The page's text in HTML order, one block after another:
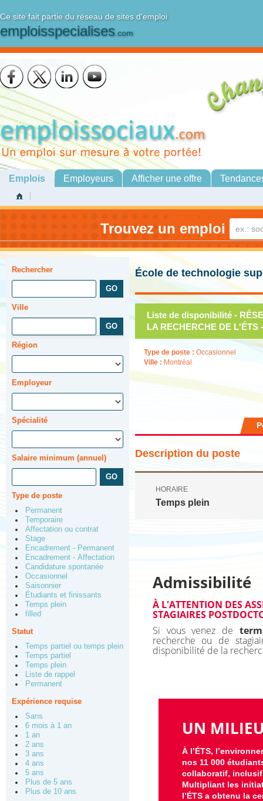
Ce site fait partie du réseau de sites d'emploi
emploisspecialises.com
Emplois Employeurs Afficher une offre
Trouvez un emploi
Rechercher
Ville
Région
Employeur
Spécialité
Salaire minimum (annuel)
Type de poste
Permanent
Temporaire
Affectation ou contrat
Stage
Encadrement - Permanent
Encadrement - Affectation
Candidature spontanée
Occasionnel
Saisonnier
Étudiants et finissants
Temps plein
filled
Statut
Temps partiel ou temps plein
Temps partiel
Temps plein
Liste de rappel
Permanent
Expérience requise
Sans
6 mois à 1 an
1 an
2 ans
3 ans
4 ans
5 ans
Plus de 5 ans
Plus de 10 ans
École de technologie
Liste de disponibilité -
LA RECHERCHE DE L'ÉTS
Type de poste : Occasionnel
Ville : Montréal
Description du poste
HORAIRE
Temps plein
Admissibilité
À L'ATTENTION DES
STAGIAIRES
Si vous venez de
recherche ou de
disponibilité de la
UN
À l’ÉTS,
nos 11 000
collaboratif,
Multipliant les
l’ÉTS a obtenu la